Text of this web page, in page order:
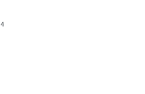
4